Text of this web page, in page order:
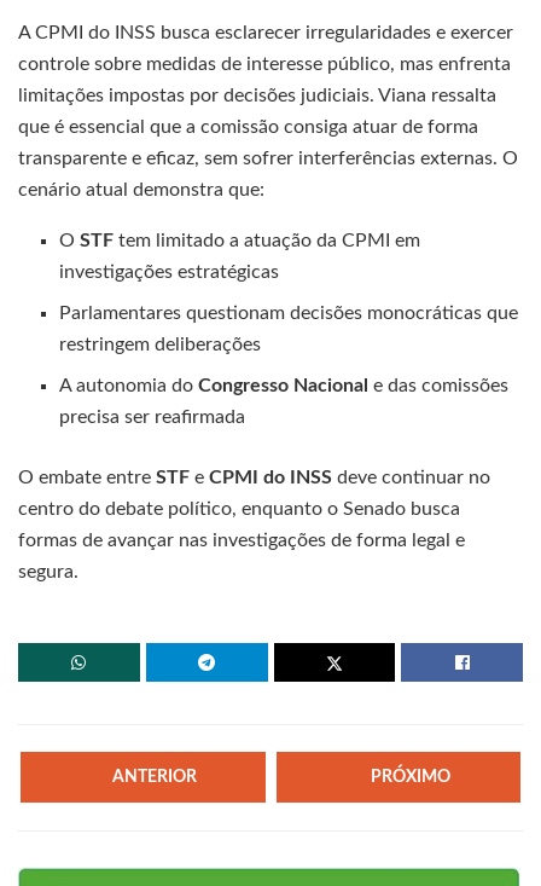
A CPMI do INSS busca esclarecer irregularidades e exercer
controle sobre medidas de interesse público, mas enfrenta
limitações impostas por decisões judiciais. Viana ressalta
que é essencial que a comissão consiga atuar de forma
transparente e eficaz, sem sofrer interferências externas. O
cenário atual demonstra que:
OSTF tem limitado a atuação da CPMI em
investigações estratégicas
Parlamentares questionam decisões monocráticas que
restringem deliberações
A autonomia doCongresso Nacional e das comissões
precisa ser reafirmada
O embate entre STF e CPMI do INSS deve continuar no
centro do debate político, enquanto o Senado busca
formas de avançar nas investigações de forma legal e
segura.
ANTERIOR PRÓXIMO